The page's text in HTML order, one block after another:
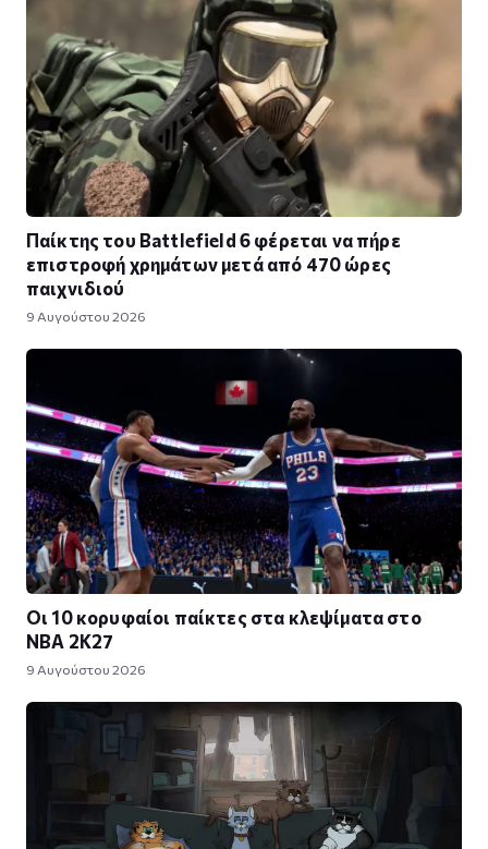
Παίκτης του Battlefield 6 φέρεται να πήρε
επιστροφή χρημάτων μετά από 470 ώρες
παιχνιδιού
9 Αυγούστου 2026
Οι 10 κορυφαίοι παίκτες στα κλεψίματα στο
NBA 2K27
9 Αυγούστου 2026